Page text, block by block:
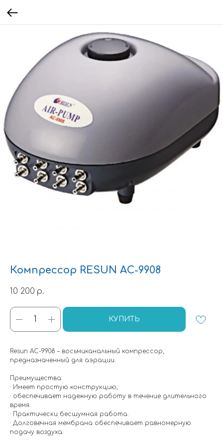
Компрессор RESUN AC-9908
10 200 р.
КУПИТЬ
Resun AC-9908 – восьмиканальный компрессор,
предназначенный для аэрации.
Преимущества:
· Имеет простую конструкцию,
· обеспечивает надежную работу в течение длительного
время.
· Практически бесшумная работа.
· Долговечная мембрана обеспечивает равномерную
подачу воздуха.